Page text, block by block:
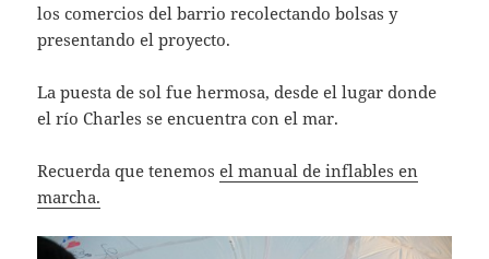
los comercios del barrio recolectando bolsas y
presentando el proyecto.
La puesta de sol fue hermosa, desde el lugar donde
el río Charles se encuentra con el mar.
Recuerda que tenemosel manual de inflables en
marcha.